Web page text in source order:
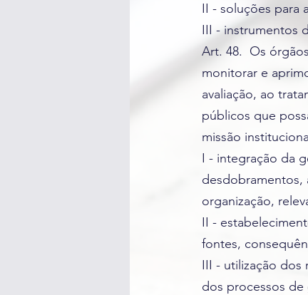
II - soluções para
III - instrumentos
Art. 48. Os
monitorar e
avaliação, ao
públicos que
missão
I - integração da
desdobramentos,
organização,
II -
fontes,
III - utilização dos
dos processos